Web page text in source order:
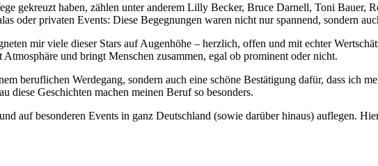
gekreuzt haben, zählen unter anderem Lilly Becker, Bruce Darnell, Toni Bauer,
oder privaten Events: Diese Begegnungen waren nicht nur spannend, sondern
mir viele dieser Stars auf Augenhöhe – herzlich, offen und mit echter
und bringt Menschen zusammen, egal ob prominent oder nicht.
beruflichen Werdegang, sondern auch eine schöne Bestätigung dafür, dass ich
diese Geschichten machen meinen Beruf so besonders.
auf besonderen Events in ganz Deutschland (sowie darüber hinaus) auflegen.